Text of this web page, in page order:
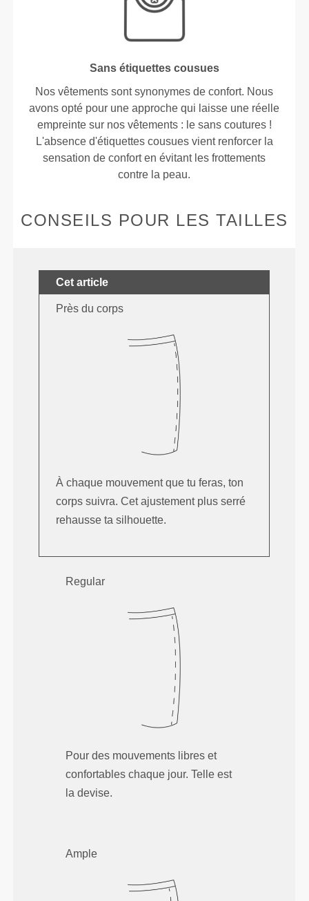
Sans étiquettes cousues
Nos vêtements sont synonymes de confort. Nous
avons opté pour une approche qui laisse une réelle
empreinte sur nos vêtements : le sans coutures !
L'absence d'étiquettes cousues vient renforcer la
sensation de confort en évitant les frottements
contre la peau.
CONSEILS POUR LES TAILLES
Cet article
Près du corps
À chaque mouvement que tu feras, ton
corps suivra. Cet ajustement plus serré
rehausse ta silhouette.
Regular
Pour des mouvements libres et
confortables chaque jour. Telle est
la devise.
Ample